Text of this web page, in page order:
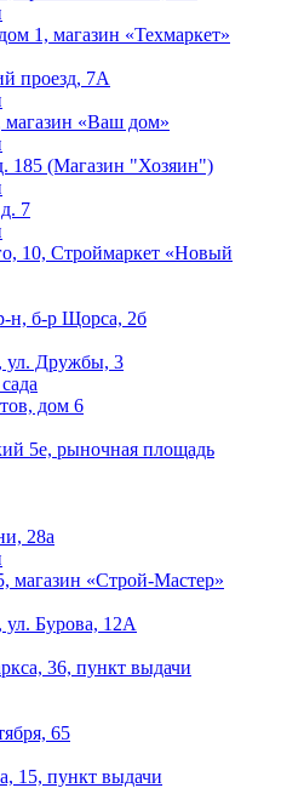
1, магазин «Техмаркет»
проезд, 7А
магазин «Ваш дом»
185 (Магазин "Хозяин")
7
10, Строймаркет «Новый
н, б-р Щорса, 2б
ул. Дружбы, 3
дом 6
5е, рыночная площадь
28а
магазин «Строй-Мастер»
Бурова, 12А
36, пункт выдачи
65
15, пункт выдачи